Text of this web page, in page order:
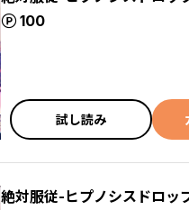
100
試し読み
絶対服従-ヒプノシスドロ